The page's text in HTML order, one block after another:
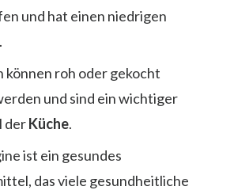
und hat einen niedrigen
können roh oder gekocht
und sind ein wichtiger
derKüche.
ist ein gesundes
das viele gesundheitliche